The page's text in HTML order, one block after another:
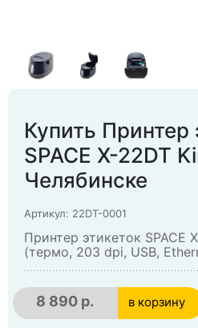
Купить Принтер
SPACE X-22DT
Челябинске
Артикул: 22DT-0001
Принтер этикеток SPACE
(термо, 203 dpi, USB,
8 890 р. в корзину